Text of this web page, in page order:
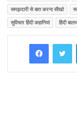
समझदारी से बात करना सीखो
सुविचार हिंदी कहानियां
हिंदी